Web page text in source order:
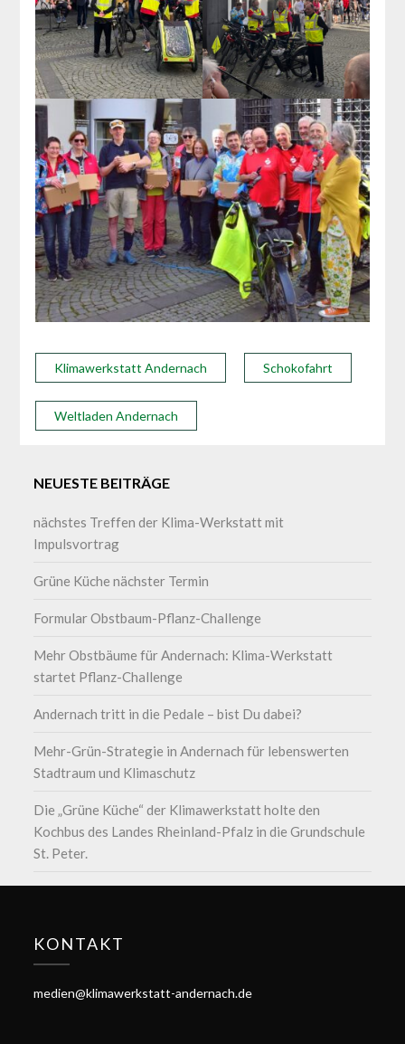
Klimawerkstatt Andernach Schokofahrt
Weltladen Andernach
NEUESTE BEITRÄGE
nächstes Treffen der Klima-Werkstatt mit
Impulsvortrag
Grüne Küche nächster Termin
Formular Obstbaum-Pflanz-Challenge
Mehr Obstbäume für Andernach: Klima-Werkstatt
startet Pflanz-Challenge
Andernach tritt in die Pedale – bist Du dabei?
Mehr-Grün-Strategie in Andernach für lebenswerten
Stadtraum und Klimaschutz
Die „Grüne Küche“ der Klimawerkstatt holte den
Kochbus des Landes Rheinland-Pfalz in die Grundschule
St. Peter.
KONTAKT
medien@klimawerkstatt-andernach.de